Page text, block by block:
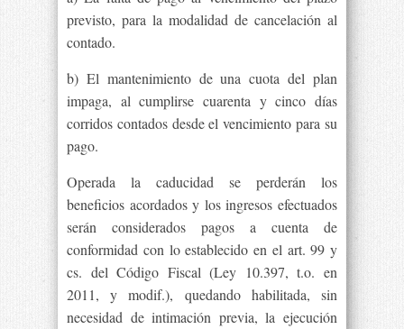
previsto, para la modalidad de cancelación al
contado.
b) El mantenimiento de una cuota del plan
impaga, al cumplirse cuarenta y cinco días
corridos contados desde el vencimiento para su
pago.
Operada la caducidad se perderán los
beneficios acordados y los ingresos efectuados
serán considerados pagos a cuenta de
conformidad con lo establecido en el art. 99 y
cs. del Código Fiscal (Ley 10.397, t.o. en
2011, y modif.), quedando habilitada, sin
necesidad de intimación previa, la ejecución